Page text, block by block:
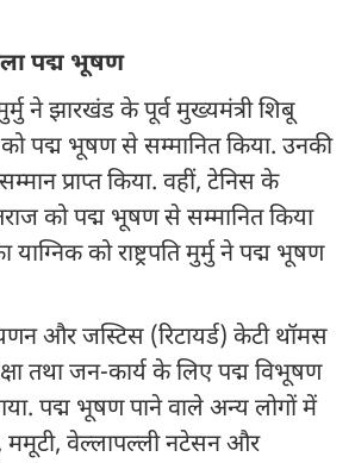
पद्म भूषण
मुर्मु ने झारखंड के पूर्व मुख्यमंत्री शिबू
पद्म भूषण से सम्मानित किया. उनकी
प्राप्त किया. वहीं, टेनिस के
को पद्म भूषण से सम्मानित किया
को राष्ट्रपति मुर्मु ने पद्म भूषण
और जस्टिस (रिटायर्ड) केटी थॉमस
तथा जन-कार्य के लिए पद्म विभूषण
पद्म भूषण पाने वाले अन्य लोगों में
वेल्लापल्ली नटेसन और